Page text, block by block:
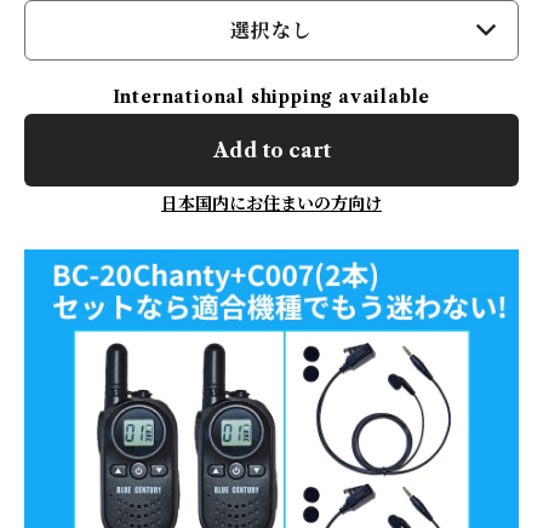
選択なし
International shipping available
Add to cart
日本国内にお住まいの方向け